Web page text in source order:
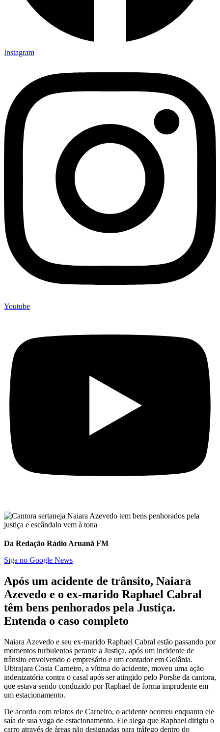
Instagram
Youtube
Da Redação Rádio Aruanã FM
Siga no Google News
Após um acidente de trânsito, Naiara
Azevedo e o ex-marido Raphael Cabral
têm bens penhorados pela Justiça.
Entenda o caso completo
Naiara Azevedo e seu ex-marido Raphael Cabral estão passando por
momentos turbulentos perante a Justiça, após um incidente de
trânsito envolvendo o empresário e um contador em Goiânia.
Ubirajara Costa Carneiro, a vítima do acidente, moveu uma ação
indenizatória contra o casal após ser atingido pelo Porshe da cantora,
que estava sendo conduzido por Raphael de forma imprudente em
um estacionamento.
De acordo com relatos de Carneiro, o acidente ocorreu enquanto ele
saía de sua vaga de estacionamento. Ele alega que Raphael dirigiu o
carro através de áreas não designadas para tráfego dentro do